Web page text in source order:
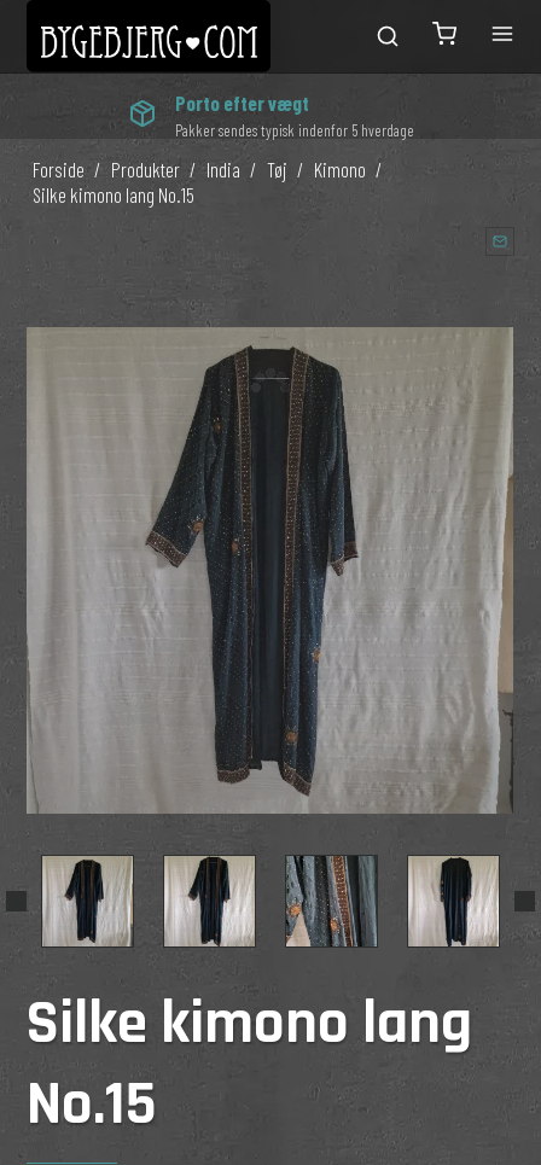
Porto efter vægt
Pakker sendes typisk indenfor 5 hverdage
Forside / Produkter / India / Tøj / Kimono /
Silke kimono lang No.15
Silke kimono lang
No.15